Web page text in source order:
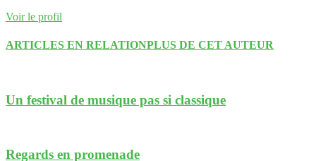
Voir le profil
ARTICLES EN RELATIONPLUS DE CET AUTEUR
Un festival de musique pas si classique
Regards en promenade